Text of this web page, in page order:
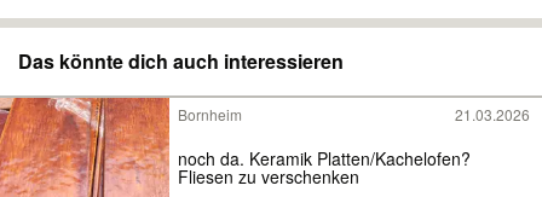
Das könnte dich auch interessieren
Bornheim 21.03.2026
noch da. Keramik Platten/Kachelofen?
Fliesen zu verschenken